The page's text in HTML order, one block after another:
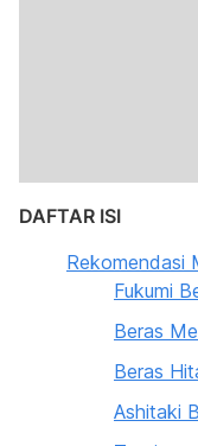
DAFTAR ISI
Rekomendasi
Fukumi
Beras
Beras
Ashitaki